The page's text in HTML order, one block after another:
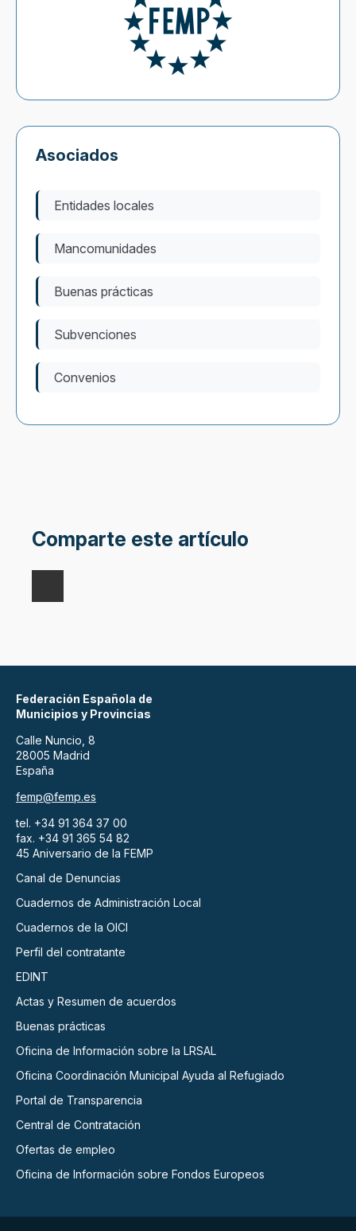
Asociados
Entidades locales
Mancomunidades
Buenas prácticas
Subvenciones
Convenios
Comparte este artículo
Federación Española de
Municipios y Provincias
Calle Nuncio, 8
28005 Madrid
España
femp@femp.es
tel. +34 91 364 37 00
fax. +34 91 365 54 82
45 Aniversario de la FEMP
Canal de Denuncias
Cuadernos de Administración Local
Cuadernos de la OICI
Perfil del contratante
EDINT
Actas y Resumen de acuerdos
Buenas prácticas
Oficina de Información sobre la LRSAL
Oficina Coordinación Municipal Ayuda al Refugiado
Portal de Transparencia
Central de Contratación
Ofertas de empleo
Oficina de Información sobre Fondos Europeos